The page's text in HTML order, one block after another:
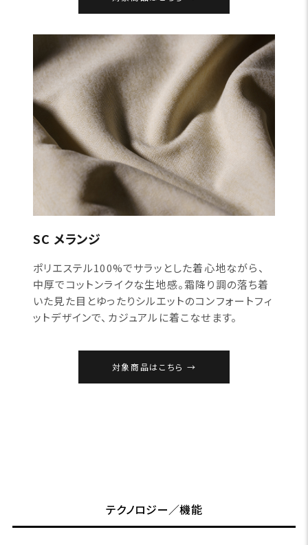
SC メランジ
ポリエステル100%でサラッとした着心地ながら、
中厚でコットンライクな生地感。霜降り調の落ち着
いた見た目とゆったりシルエットのコンフォートフィ
ットデザインで、カジュアルに着こなせます。
対象商品はこちら
テクノロジー／機能